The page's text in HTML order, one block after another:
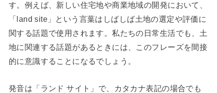
す。例えば、新しい住宅地や商業地域の開発において、
「land site」という言葉はしばしば土地の選定や評価に
関する話題で使用されます。私たちの日常生活でも、土
地に関連する話題があるときには、このフレーズを間接
的に意識することになるでしょう。
発音は「ランド サイト」で、カタカナ表記の場合でも